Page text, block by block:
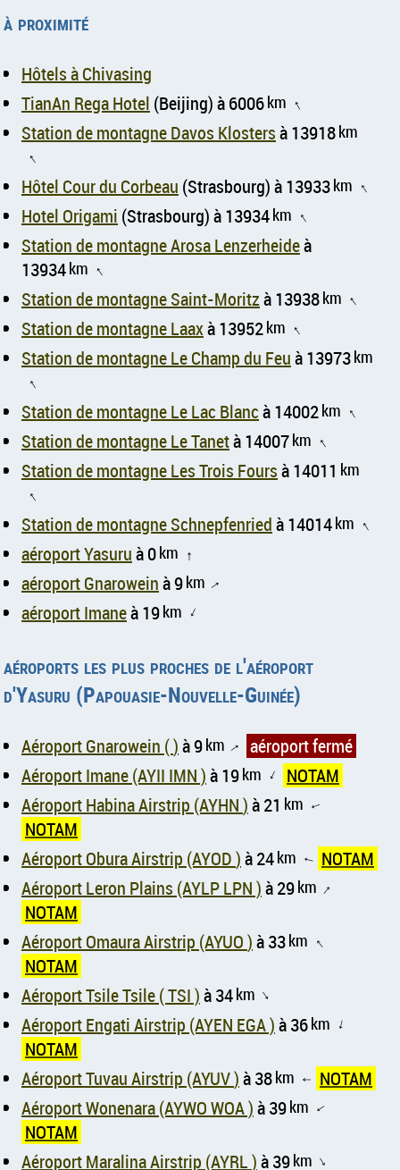
à proximité
Hôtels à Chivasing
TianAn Rega Hotel (Beijing) à 6006km ↑
Station de montagne Davos Klostersà 13918km
↑
Hôtel Cour du Corbeau (Strasbourg) à 13933km ↑
Hotel Origami (Strasbourg) à 13934km ↑
Station de montagne Arosa Lenzerheideà
13934km ↑
Station de montagne Saint-Moritzà 13938km ↑
Station de montagne Laaxà 13952km ↑
Station de montagne Le Champ du Feuà 13973km
↑
Station de montagne Le Lac Blancà 14002km ↑
Station de montagne Le Tanetà 14007km ↑
Station de montagne Les Trois Foursà 14011 km
↑
Station de montagne Schnepfenriedà 14014km ↑
aéroport Yasuruà 0km ↑
aéroport Gnaroweinà 9km ↑
aéroport Imaneà 19km ↑
aéroports les plus proches de l'aéroport
d'Yasuru (Papouasie-Nouvelle-Guinée)
Aéroport Gnarowein ( )à 9km ↑
aéroport fermé
Aéroport Imane (AYII IMN )à 19km ↑
NOTAM
Aéroport Habina Airstrip (AYHN )à 21 km ↑
NOTAM
Aéroport Obura Airstrip (AYOD )à 24km ↑
NOTAM
Aéroport Leron Plains (AYLP LPN )à 29km ↑
NOTAM
Aéroport Omaura Airstrip (AYUO )à 33km ↑
NOTAM
Aéroport Tsile Tsile ( TSI )à 34km ↑
Aéroport Engati Airstrip (AYEN EGA )à 36km ↑
NOTAM
Aéroport Tuvau Airstrip (AYUV )à 38km ↑
NOTAM
Aéroport Wonenara (AYWO WOA )à 39km ↑
NOTAM
Aéroport Maralina Airstrip (AYRL )à 39km ↑